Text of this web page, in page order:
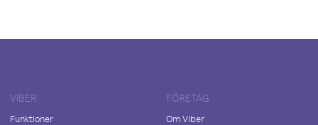
VIBER
Funktioner
FÖRETAG
Om Viber